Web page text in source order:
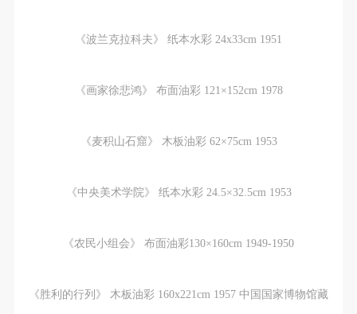
《波兰克拉科夫》 纸本水彩 24x33cm 1951
《画家徐悲鸿》 布面油彩 121×152cm 1978
《麦积山石窟》 木板油彩 62×75cm 1953
《中央美术学院》 纸本水彩 24.5×32.5cm 1953
《农民小组会》 布面油彩130×160cm 1949-1950
《胜利的行列》 木板油彩 160x221cm 1957 中国国家博物馆藏